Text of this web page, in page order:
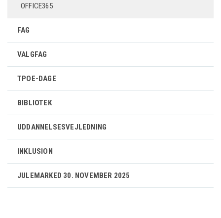
OFFICE365
FAG
VALGFAG
TPOE-DAGE
BIBLIOTEK
UDDANNELSESVEJLEDNING
INKLUSION
JULEMARKED 30. NOVEMBER 2025